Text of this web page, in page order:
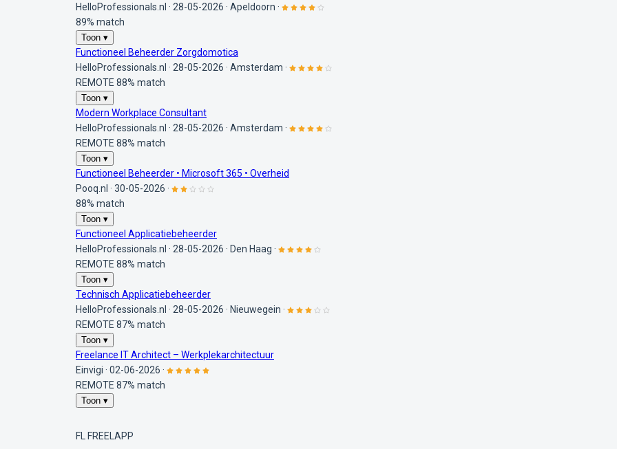
HelloProfessionals.nl · 28-05-2026 · Apeldoorn ·
89% match
Toon ▾
Functioneel Beheerder Zorgdomotica
HelloProfessionals.nl · 28-05-2026 · Amsterdam ·
REMOTE 88% match
Toon ▾
Modern Workplace Consultant
HelloProfessionals.nl · 28-05-2026 · Amsterdam ·
REMOTE 88% match
Toon ▾
Functioneel Beheerder • Microsoft 365 • Overheid
Pooq.nl · 30-05-2026 ·
88% match
Toon ▾
Functioneel Applicatiebeheerder
HelloProfessionals.nl · 28-05-2026 · Den Haag ·
REMOTE 88% match
Toon ▾
Technisch Applicatiebeheerder
HelloProfessionals.nl · 28-05-2026 · Nieuwegein ·
REMOTE 87% match
Toon ▾
Freelance IT Architect – Werkplekarchitectuur
Einvigi · 02-06-2026 ·
REMOTE 87% match
Toon ▾
FL FREELAPP